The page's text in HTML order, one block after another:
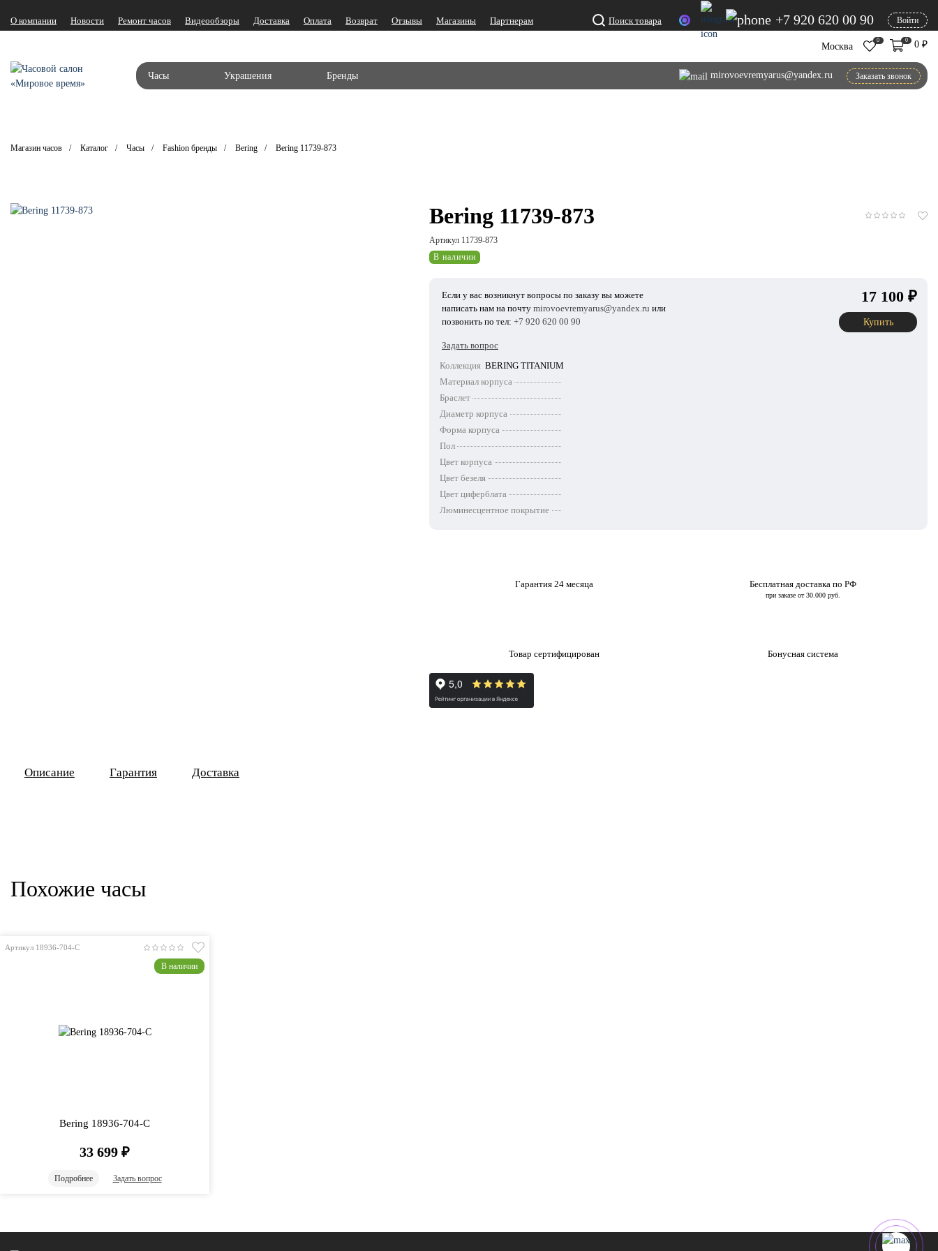
О компании Новости Ремонт часов Видеообзоры Доставка Оплата Возврат Отзывы Магазины Партнерам Поиск товара +7 920 620 00 90 Войти
Москва
0 0 0 ₽
Часы Украшения Бренды mirovoevremyarus@yandex.ru Заказать звонок
Магазин часов Каталог Часы Fashion бренды Bering Bering 11739-873
Bering 11739-873
Артикул 11739-873
В наличии
Если у вас возникнут вопросы по заказу вы можете
написать нам на почту mirovoevremyarus@yandex.ru или
позвонить по тел: +7 920 620 00 90
Задать вопрос
17 100 ₽
Купить
Коллекция BERING TITANIUM
Материал корпуса
Браслет
Диаметр корпуса
Форма корпуса
Пол
Цвет корпуса
Цвет безеля
Цвет циферблата
Люминесцентное покрытие
Гарантия 24 месяца Бесплатная доставка по РФ
при заказе от 30.000 руб.
Товар сертифицирован Бонусная система
Описание Гарантия Доставка
Похожие часы
Артикул 18936-704-C
В наличии
Bering 18936-704-C
33 699 ₽
Подробнее Задать вопрос